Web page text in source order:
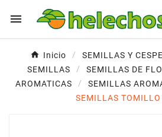

Inicio SEMILLAS Y
SEMILLAS
SEMILLAS DE
AROMATICAS
SEMILLAS
SEMILLAS TOMILLO